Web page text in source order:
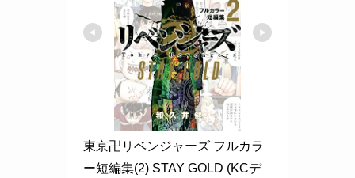
東京卍リベンジャーズ フルカラ
ー短編集(2) STAY GOLD (KCデ